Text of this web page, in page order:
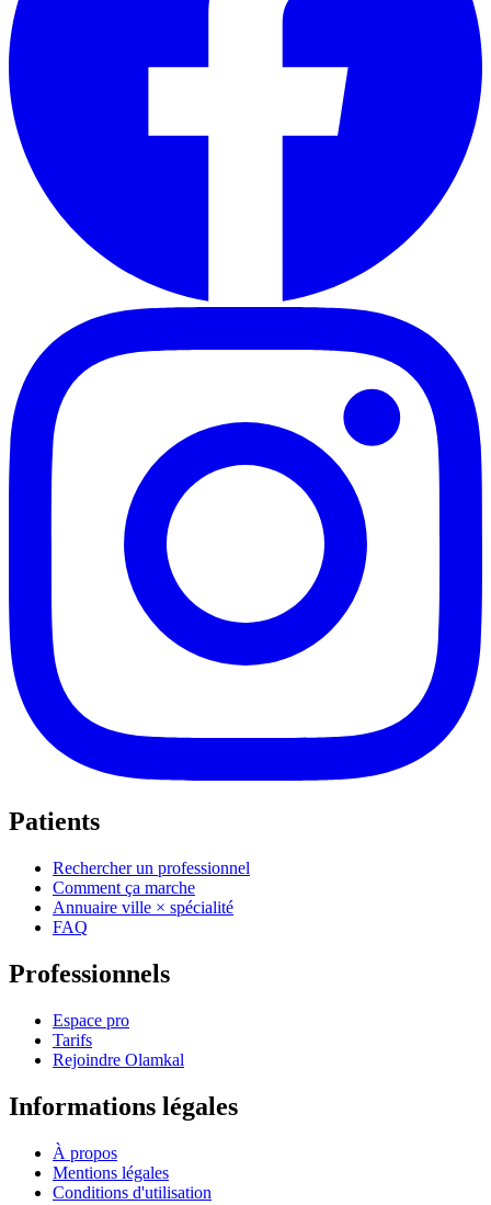
Patients
Rechercher un professionnel
Comment ça marche
Annuaire ville × spécialité
FAQ
Professionnels
Espace pro
Tarifs
Rejoindre Olamkal
Informations légales
À propos
Mentions légales
Conditions d'utilisation